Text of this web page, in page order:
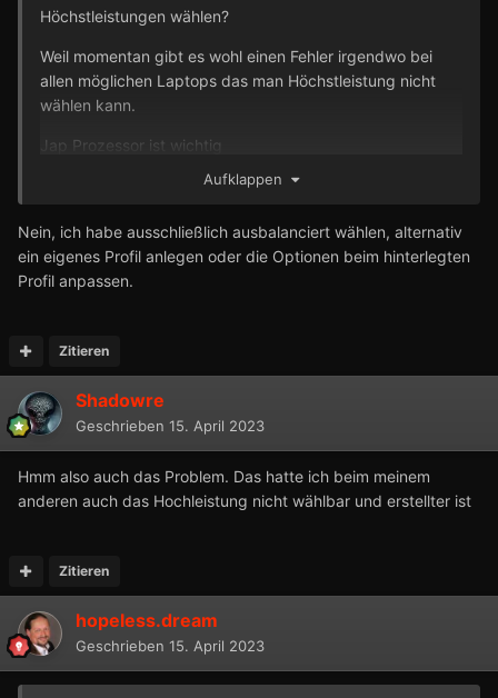
Höchstleistungen wählen?
Weil momentan gibt es wohl einen Fehler irgendwo bei
allen möglichen Laptops das man Höchstleistung nicht
wählen kann.
Jap Prozessor ist wichtig
Aufklappen
Nein, ich habe ausschließlich ausbalanciert wählen, alternativ
ein eigenes Profil anlegen oder die Optionen beim hinterlegten
Profil anpassen.
Zitieren
Shadowre
Geschrieben 15. April 2023
Hmm also auch das Problem. Das hatte ich beim meinem
anderen auch das Hochleistung nicht wählbar und erstellter ist
Zitieren
hopeless.dream
Geschrieben 15. April 2023